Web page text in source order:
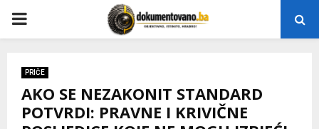
P
PRIČE
AKO SE NEZAKONIT STANDARD
POTVRDI: PRAVNE I KRIVIČNE